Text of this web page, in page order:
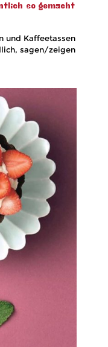
so gemacht
und Kaffeetassen
sagen/zeigen